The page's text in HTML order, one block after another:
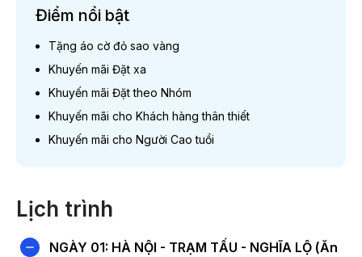
Khuyến mãi Đặt xa
Điểm nổi bật
Tặng áo cờ đỏ sao vàng
Khuyến mãi Đặt xa
Khuyến mãi Đặt theo Nhóm
Khuyến mãi cho Khách hàng thân thiết
Khuyến mãi cho Người Cao tuổi
Lịch trình
NGÀY 01: HÀ NỘI - TRẠM TẤU - NGHĨA LỘ (Ăn